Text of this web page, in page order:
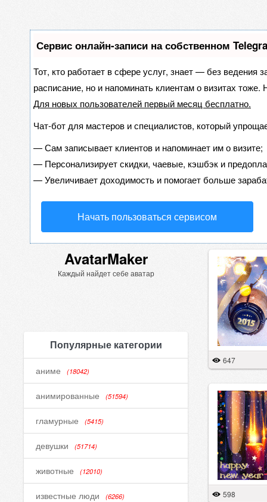
Сервис онлайн-записи на собственном
Тот, кто работает в сфере услуг, знает — без ведения
расписание, но и напоминать клиентам о визитах
Для новых пользователей первый месяц бесплатно.
Чат-бот для мастеров и специалистов, который
—Сам записывает клиентов и напоминает им о визите;
— Персонализирует скидки, чаевые, кэшбэк и
—Увеличивает доходимость и помогает больше
Начать пользоваться сервисом
AvatarMaker
Каждый найдет себе аватар
Популярные категории
аниме (18042)
анимированные (51594)
гламурные (5415)
девушки (51714)
животные (12010)
известные люди (6266)
647
598